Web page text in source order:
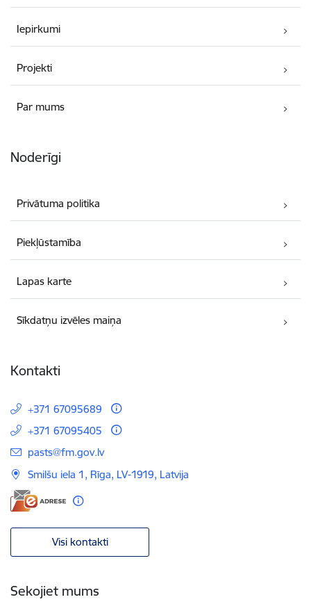
Iepirkumi
Projekti
Par mums
Noderīgi
Privātuma politika
Piekļūstamība
Lapas karte
Sīkdatņu izvēles maiņa
Kontakti
+371 67095689
+371 67095405
E-pasts:
pasts@fm.gov.lv
Smilšu iela 1, Rīga, LV-1919, Latvija
Visi kontakti
Sekojiet mums